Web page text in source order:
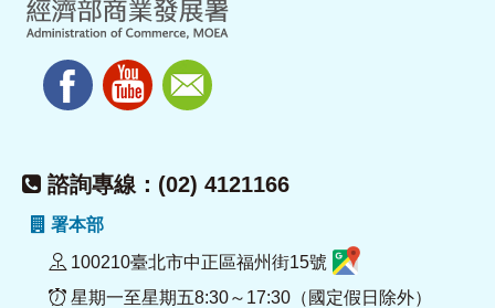
諮詢專線：(02) 4121166
署本部
100210臺北市中正區福州街15號
星期一至星期五8:30～17:30（國定假日除外）